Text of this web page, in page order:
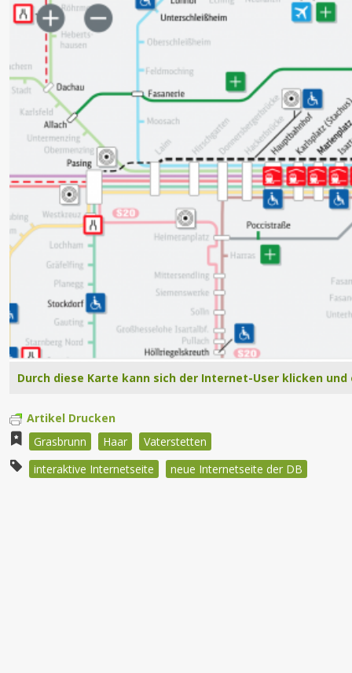
Durch diese Karte kann sich der Internet-User klicken
Artikel Drucken
Grasbrunn
Haar
Vaterstetten
interaktive Internetseite
neue Internetseite der DB